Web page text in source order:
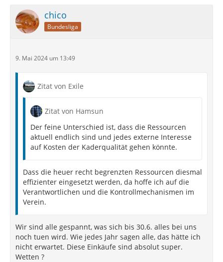
chico
Bundesliga
9. Mai 2024 um 13:49
Zitat von Exile
Zitat von Hamsun
Der feine Unterschied ist, dass die Ressourcen
aktuell endlich sind und jedes externe Interesse
auf Kosten der Kaderqualität gehen könnte.
Dass die heuer recht begrenzten Ressourcen diesmal
effizienter eingesetzt werden, da hoffe ich auf die
Verantwortlichen und die Kontrollmechanismen im
Verein.
Wir sind alle gespannt, was sich bis 30.6. alles bei uns
noch tuen wird. Wie jedes Jahr sagen alle, das hätte ich
nicht erwartet. Diese Einkäufe sind absolut super.
Wetten ?